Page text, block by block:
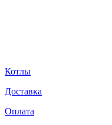
Котлы
Доставка
Оплата